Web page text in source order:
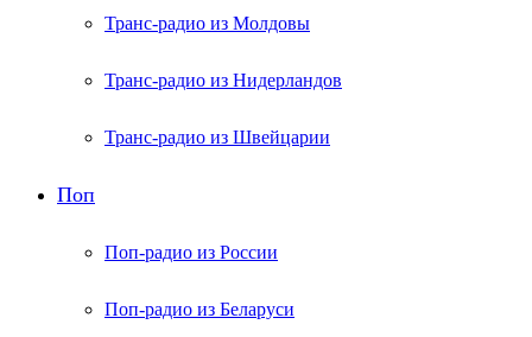
Транс-радио из Молдовы
Транс-радио из Нидерландов
Транс-радио из Швейцарии
Поп
Поп-радио из России
Поп-радио из Беларуси